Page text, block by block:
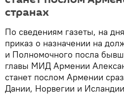
странах
По сведениям газеты, на
приказ о назначении на
и Полномочного посла
главы МИД Армении
станет послом Армении
Дании, Норвегии и